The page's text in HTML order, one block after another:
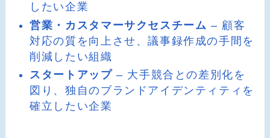
したい企業
営業・カスタマーサクセスチーム – 顧客
対応の質を向上させ、議事録作成の手間を
削減したい組織
スタートアップ – 大手競合との差別化を
図り、独自のブランドアイデンティティを
確立したい企業